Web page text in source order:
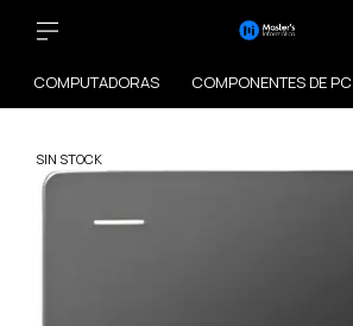
COMPUTADORAS COMPONENTES DE PC
SIN STOCK